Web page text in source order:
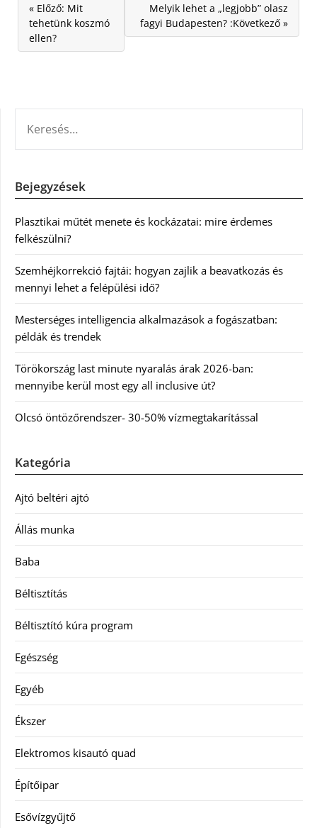
« Előző: Mit
tehetünk koszmó
ellen?
Melyik lehet a „legjobb” olasz
fagyi Budapesten? :Következő »
Bejegyzések
Plasztikai műtét menete és kockázatai: mire érdemes
felkészülni?
Szemhéjkorrekció fajtái: hogyan zajlik a beavatkozás és
mennyi lehet a felépülési idő?
Mesterséges intelligencia alkalmazások a fogászatban:
példák és trendek
Törökország last minute nyaralás árak 2026-ban:
mennyibe kerül most egy all inclusive út?
Olcsó öntözőrendszer- 30-50% vízmegtakarítással
Kategória
Ajtó beltéri ajtó
Állás munka
Baba
Béltisztítás
Béltisztító kúra program
Egészség
Egyéb
Ékszer
Elektromos kisautó quad
Építőipar
Esővízgyűjtő